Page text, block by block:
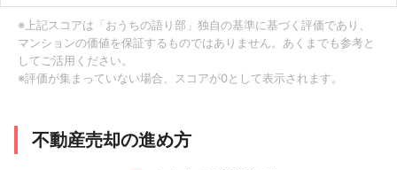
※上記スコアは「おうちの語り部」独自の基準に基づく評価であり、
マンションの価値を保証するものではありません。あくまでも参考と
してご活用ください。
※評価が集まっていない場合、スコアが0として表示されます。
不動産売却の進め方